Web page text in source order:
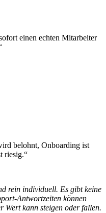
einen echten Mitarbeiter
belohnt, Onboarding ist
riesig.“
rein individuell. Es gibt keine
Antwortzeiten können
Wert kann steigen oder fallen.